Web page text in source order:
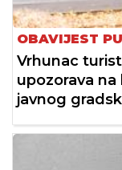
OBAVIJEST
Vrhunac
upozorava na
javnog